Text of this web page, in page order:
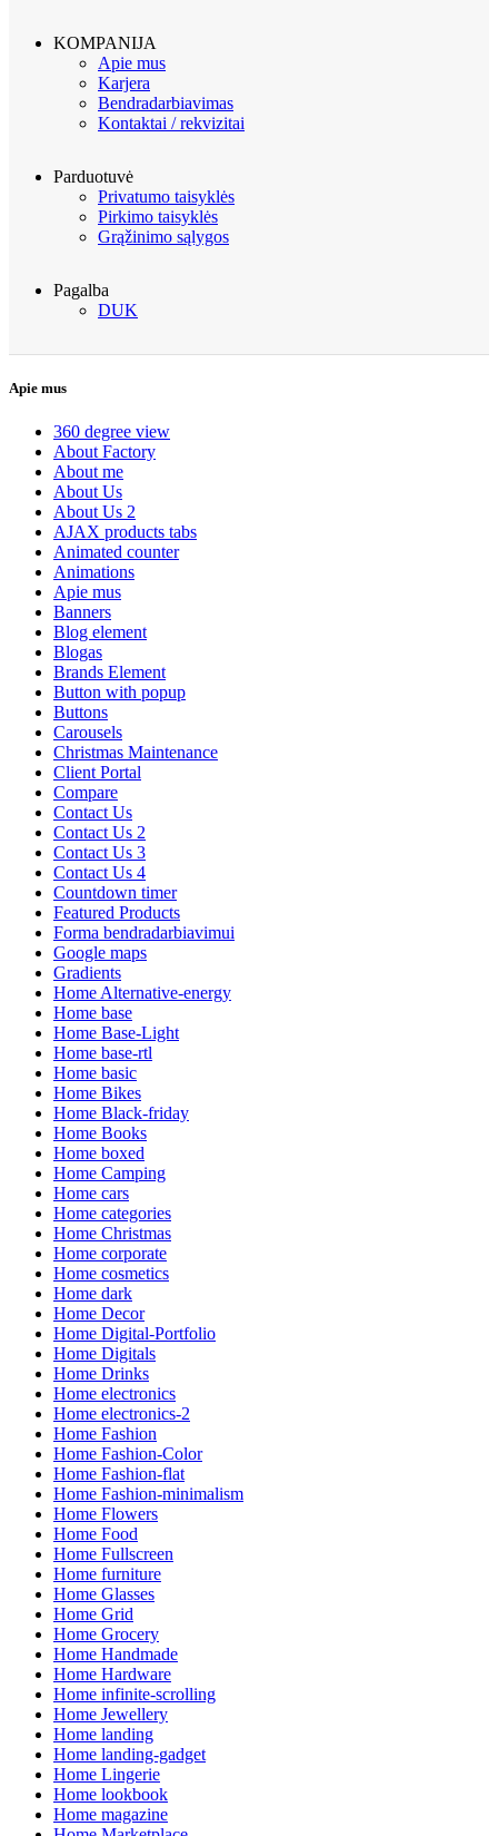
KOMPANIJA
Apie mus
Karjera
Bendradarbiavimas
Kontaktai / rekvizitai
Parduotuvė
Privatumo taisyklės
Pirkimo taisyklės
Grąžinimo sąlygos
Pagalba
DUK
Apie mus
360 degree view
About Factory
About me
About Us
About Us 2
AJAX products tabs
Animated counter
Animations
Apie mus
Banners
Blog element
Blogas
Brands Element
Button with popup
Buttons
Carousels
Christmas Maintenance
Client Portal
Compare
Contact Us
Contact Us 2
Contact Us 3
Contact Us 4
Countdown timer
Featured Products
Forma bendradarbiavimui
Google maps
Gradients
Home Alternative-energy
Home base
Home Base-Light
Home base-rtl
Home basic
Home Bikes
Home Black-friday
Home Books
Home boxed
Home Camping
Home cars
Home categories
Home Christmas
Home corporate
Home cosmetics
Home dark
Home Decor
Home Digital-Portfolio
Home Digitals
Home Drinks
Home electronics
Home electronics-2
Home Fashion
Home Fashion-Color
Home Fashion-flat
Home Fashion-minimalism
Home Flowers
Home Food
Home Fullscreen
Home furniture
Home Glasses
Home Grid
Home Grocery
Home Handmade
Home Hardware
Home infinite-scrolling
Home Jewellery
Home landing
Home landing-gadget
Home Lingerie
Home lookbook
Home magazine